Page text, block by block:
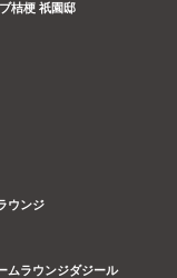
桔梗 祇園邸
ウンジ
ムラウンジダジール